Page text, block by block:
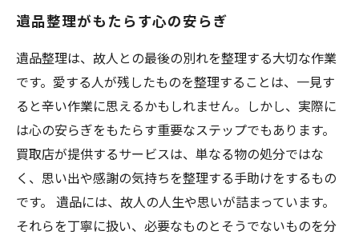
遺品整理がもたらす心の安らぎ
遺品整理は、故人との最後の別れを整理する大切な作業
です。愛する人が残したものを整理することは、一見す
ると辛い作業に思えるかもしれません。しかし、実際に
は心の安らぎをもたらす重要なステップでもあります。
買取店が提供するサービスは、単なる物の処分ではな
く、思い出や感謝の気持ちを整理する手助けをするもの
です。 遺品には、故人の人生や思いが詰まっています。
それらを丁寧に扱い、必要なものとそうでないものを分